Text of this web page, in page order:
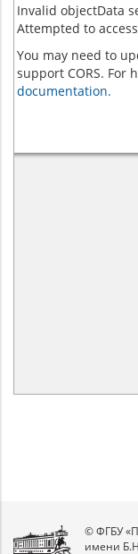
Invalid objectData
Attempted to
You may need to
support CORS. For
documentation.
© ФГБУ
имени